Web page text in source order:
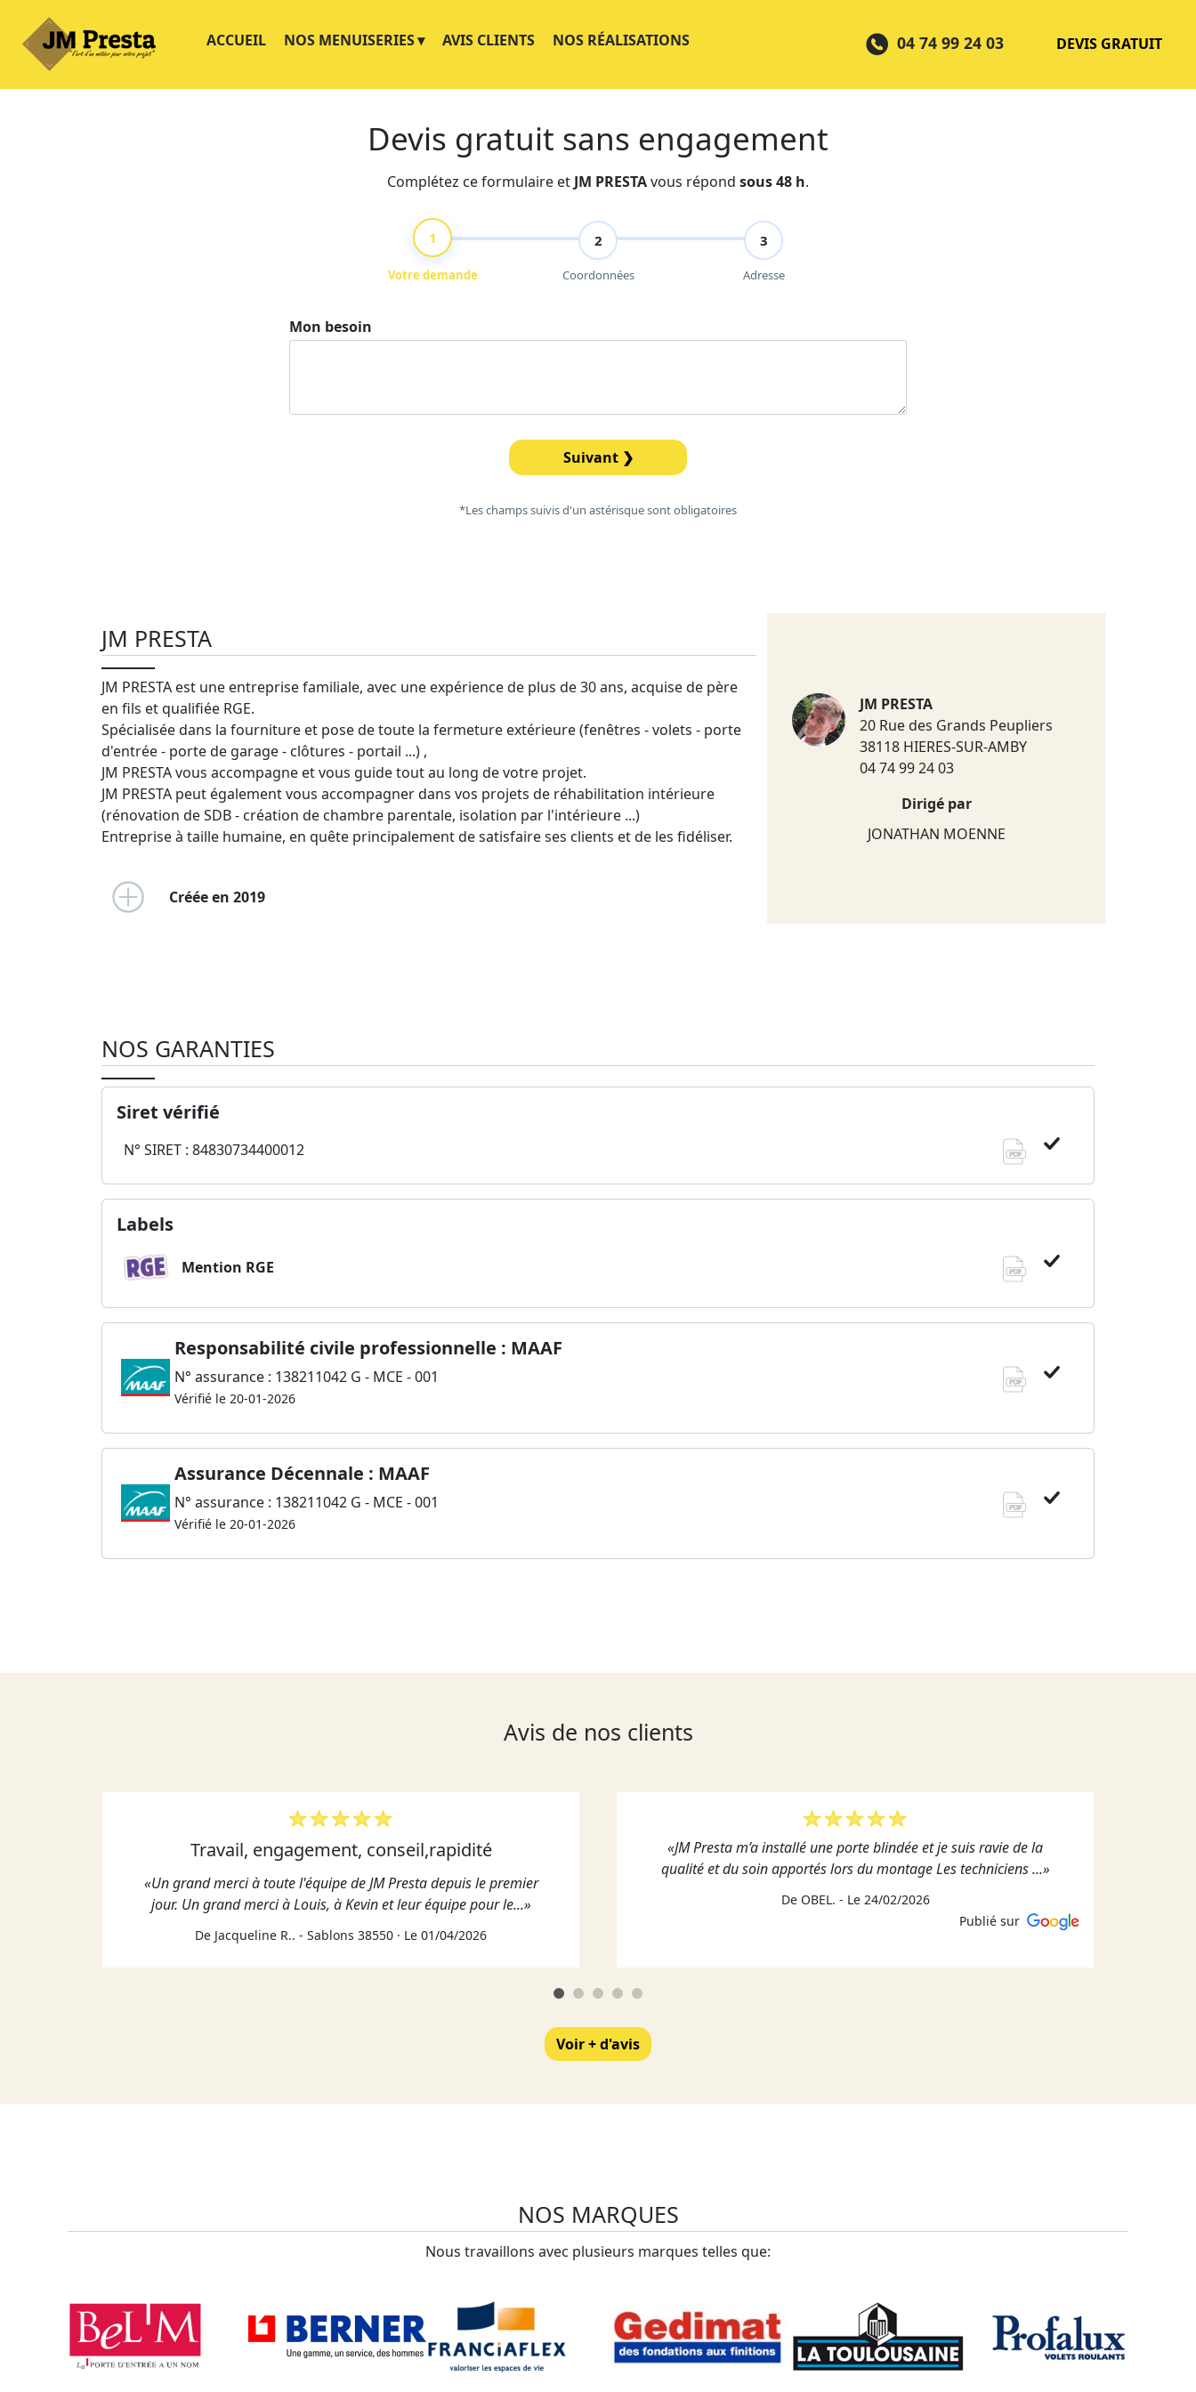
DEVIS GRATUIT
04 74 99 24 03
ACCUEIL NOS MENUISERIES AVIS CLIENTS NOS RÉALISATIONS
Devis gratuit sans engagement
Complétez ce formulaire et JM PRESTAvous répond sous 48 h.
1
Votre demande
2
Coordonnées
3
Adresse
Mon besoin
Suivant ❯
*Les champs suivis d'un astérisque sont obligatoires
JM PRESTA
20 Rue des Grands Peupliers
38118 HIERES-SUR-AMBY
04 74 99 24 03
Dirigé par
JONATHAN MOENNE
JM PRESTA
JM PRESTA est une entreprise familiale, avec une expérience de plus de 30 ans, acquise de père
en fils et qualifiée RGE.
Spécialisée dans la fourniture et pose de toute la fermeture extérieure (fenêtres - volets - porte
d'entrée - porte de garage - clôtures - portail ...) ,
JM PRESTA vous accompagne et vous guide tout au long de votre projet.
JM PRESTA peut également vous accompagner dans vos projets de réhabilitation intérieure
(rénovation de SDB - création de chambre parentale, isolation par l'intérieure ...)
Entreprise à taille humaine, en quête principalement de satisfaire ses clients et de les fidéliser.
Créée en 2019
NOS GARANTIES
Siret vérifié
N° SIRET : 84830734400012
Labels
Mention RGE
Responsabilité civile professionnelle : MAAF
N° assurance : 138211042 G - MCE - 001
Vérifié le 20-01-2026
Assurance Décennale : MAAF
N° assurance : 138211042 G - MCE - 001
Vérifié le 20-01-2026
Avis de nos clients
travail, engagement, conseil,rapidité
«Un grand merci à toute l'équipe de JM Presta depuis le premier
jour. Un grand merci à Louis, à Kevin et leur équipe pour le...»
De Jacqueline R.. - Sablons 38550 · Le 01/04/2026
«JM Presta m’a installé une porte blindée et je suis ravie de la
qualité et du soin apportés lors du montage Les techniciens ...»
De OBEL. - Le 24/02/2026
Publié sur
Voir + d'avis
NOS MARQUES
Nous travaillons avec plusieurs marques telles que: